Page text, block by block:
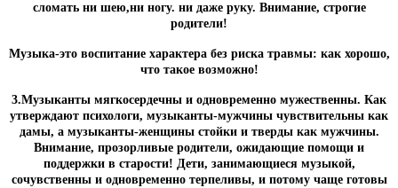
сломать ни шею,ни ногу. ни даже руку. Внимание, строгие
родители!
Музыка-это воспитание характера без риска травмы: как хорошо,
что такое возможно!
3.Музыканты мягкосердечны и одновременно мужественны. Как
утверждают психологи, музыканты-мужчины чувствительны как
дамы, а музыканты-женщины стойки и тверды как мужчины.
Внимание, прозорливые родители, ожидающие помощи и
поддержки в старости! Дети, занимающиеся музыкой,
сочувственны и одновременно терпеливы, и потому чаще готовы